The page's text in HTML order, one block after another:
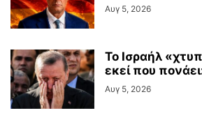
Αυγ 5, 2026
Το Ισραήλ
εκεί που
Αυγ 5, 2026